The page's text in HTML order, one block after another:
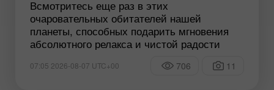
Всмотритесь еще раз в этих
очаровательных обитателей нашей
планеты, способных подарить мгновения
абсолютного релакса и чистой радости
07:05 2026-08-07 UTC+00 706 11